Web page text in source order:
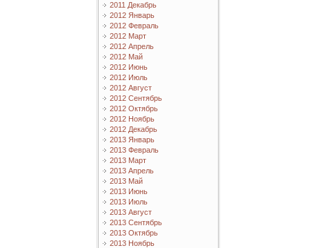
2011 Декабрь
2012 Январь
2012 Февраль
2012 Март
2012 Апрель
2012 Май
2012 Июнь
2012 Июль
2012 Август
2012 Сентябрь
2012 Октябрь
2012 Ноябрь
2012 Декабрь
2013 Январь
2013 Февраль
2013 Март
2013 Апрель
2013 Май
2013 Июнь
2013 Июль
2013 Август
2013 Сентябрь
2013 Октябрь
2013 Ноябрь